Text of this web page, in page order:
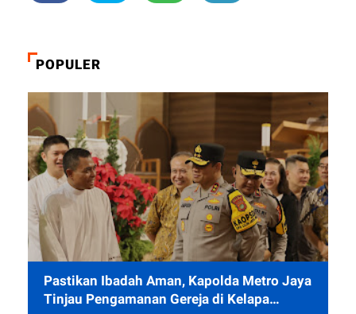
POPULER
Pastikan Ibadah Aman, Kapolda Metro Jaya
Tinjau Pengamanan Gereja di Kelapa